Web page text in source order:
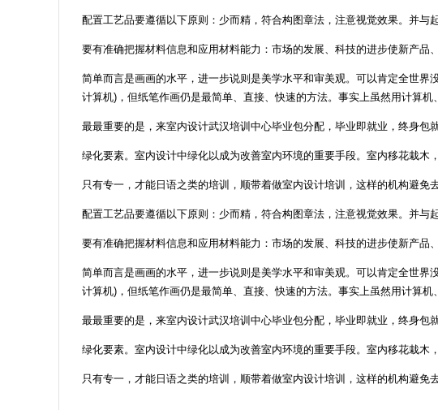
配置工艺品要遵循以下原则：少而精，符合构图章法，注意视觉效果。并与
要有准确把握材料信息和应用材料能力：市场的发展、科技的进步使新产品
简单而言是画画的水平，进一步说则是美学水平和审美观。可以肯定全世界
计算机)，但纸笔作画仍是最简单、直接、快速的方法。事实上虽然用计算
最最重要的是，来室内设计武汉培训中心毕业包分配，毕业即就业，终身包
绿化要素。室内设计中绿化以成为改善室内环境的重要手段。室内移花栽木
只有专一，才能日语之类的培训，顺带着做室内设计培训，这样的机构避
配置工艺品要遵循以下原则：少而精，符合构图章法，注意视觉效果。并与
要有准确把握材料信息和应用材料能力：市场的发展、科技的进步使新产品
简单而言是画画的水平，进一步说则是美学水平和审美观。可以肯定全世界
计算机)，但纸笔作画仍是最简单、直接、快速的方法。事实上虽然用计算
最最重要的是，来室内设计武汉培训中心毕业包分配，毕业即就业，终身包
绿化要素。室内设计中绿化以成为改善室内环境的重要手段。室内移花栽木
只有专一，才能日语之类的培训，顺带着做室内设计培训，这样的机构避